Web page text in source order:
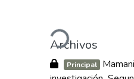
Cargando...
Archivos
Principal